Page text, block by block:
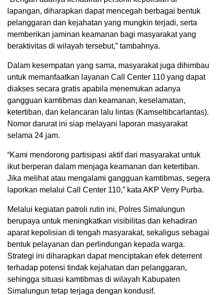
lapangan, diharapkan dapat mencegah berbagai bentuk
pelanggaran dan kejahatan yang mungkin terjadi, serta
memberikan jaminan keamanan bagi masyarakat yang
beraktivitas di wilayah tersebut,” tambahnya.
Dalam kesempatan yang sama, masyarakat juga dihimbau
untuk memanfaatkan layanan Call Center 110 yang dapat
diakses secara gratis apabila menemukan adanya
gangguan kamtibmas dan keamanan, keselamatan,
ketertiban, dan kelancaran lalu lintas (Kamseltibcarlantas).
Nomor darurat ini siap melayani laporan masyarakat
selama 24 jam.
“Kami mendorong partisipasi aktif dari masyarakat untuk
ikut berperan dalam menjaga keamanan dan ketertiban.
Jika melihat atau mengalami gangguan kamtibmas, segera
laporkan melalui Call Center 110,” kata AKP Verry Purba.
Melalui kegiatan patroli rutin ini, Polres Simalungun
berupaya untuk meningkatkan visibilitas dan kehadiran
aparat kepolisian di tengah masyarakat, sekaligus sebagai
bentuk pelayanan dan perlindungan kepada warga.
Strategi ini diharapkan dapat menciptakan efek deterrent
terhadap potensi tindak kejahatan dan pelanggaran,
sehingga situasi kamtibmas di wilayah Kabupaten
Simalungun tetap terjaga dengan kondusif.